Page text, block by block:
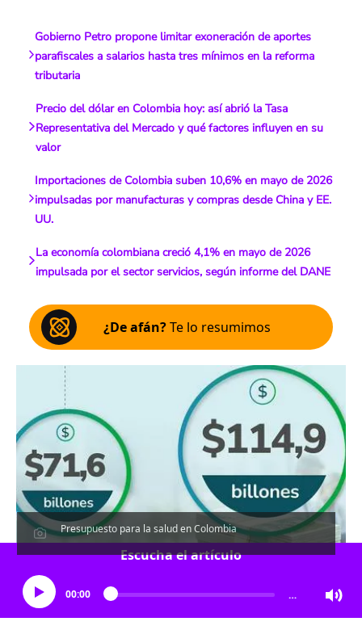
Gobierno Petro propone limitar exoneración de aportes
parafiscales a salarios hasta tres mínimos en la reforma
tributaria
Precio del dólar en Colombia hoy: así abrió la Tasa
Representativa del Mercado y qué factores influyen en su
valor
Importaciones de Colombia suben 10,6% en mayo de 2026
impulsadas por manufacturas y compras desde China y EE.
UU.
La economía colombiana creció 4,1% en mayo de 2026
impulsada por el sector servicios, según informe del DANE
¿De afán?Te lo resumimos
Presupuesto para la salud en Colombia
Escucha el artículo
00:00 …